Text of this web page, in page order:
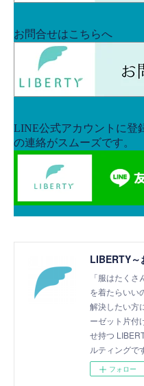
LIBERTY～
「服はたく
を着たらいい
解決したい方
ーゼット片付
せ持つ
ルティングで
フォロー